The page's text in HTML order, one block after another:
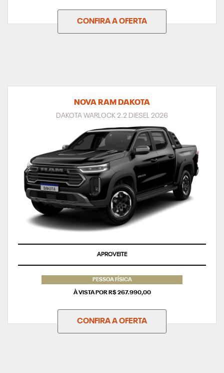
CONFIRA A OFERTA
NOVA RAM DAKOTA
DAKOTA WARLOCK 2.2 DIESEL 2026
APROVEITE
PESSOA FÍSICA
À VISTA POR R$ 267.990,00
CONFIRA A OFERTA